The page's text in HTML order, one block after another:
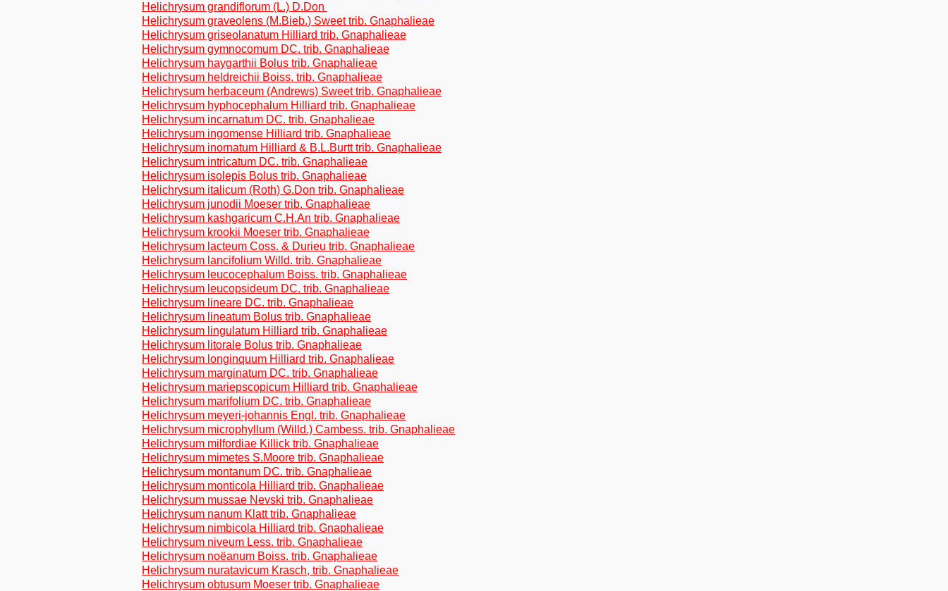
Helichrysum grandiflorum (L.) D.Don
Helichrysum graveolens (M.Bieb.) Sweet trib. Gnaphalieae
Helichrysum griseolanatum Hilliard trib. Gnaphalieae
Helichrysum gymnocomum DC. trib. Gnaphalieae
Helichrysum haygarthii Bolus trib. Gnaphalieae
Helichrysum heldreichii Boiss. trib. Gnaphalieae
Helichrysum herbaceum (Andrews) Sweet trib. Gnaphalieae
Helichrysum hyphocephalum Hilliard trib. Gnaphalieae
Helichrysum incarnatum DC. trib. Gnaphalieae
Helichrysum ingomense Hilliard trib. Gnaphalieae
Helichrysum inornatum Hilliard & B.L.Burtt trib. Gnaphalieae
Helichrysum intricatum DC. trib. Gnaphalieae
Helichrysum isolepis Bolus trib. Gnaphalieae
Helichrysum italicum (Roth) G.Don trib. Gnaphalieae
Helichrysum junodii Moeser trib. Gnaphalieae
Helichrysum kashgaricum C.H.An trib. Gnaphalieae
Helichrysum krookii Moeser trib. Gnaphalieae
Helichrysum lacteum Coss. & Durieu trib. Gnaphalieae
Helichrysum lancifolium Willd. trib. Gnaphalieae
Helichrysum leucocephalum Boiss. trib. Gnaphalieae
Helichrysum leucopsideum DC. trib. Gnaphalieae
Helichrysum lineare DC. trib. Gnaphalieae
Helichrysum lineatum Bolus trib. Gnaphalieae
Helichrysum lingulatum Hilliard trib. Gnaphalieae
Helichrysum litorale Bolus trib. Gnaphalieae
Helichrysum longinquum Hilliard trib. Gnaphalieae
Helichrysum marginatum DC. trib. Gnaphalieae
Helichrysum mariepscopicum Hilliard trib. Gnaphalieae
Helichrysum marifolium DC. trib. Gnaphalieae
Helichrysum meyeri-johannis Engl. trib. Gnaphalieae
Helichrysum microphyllum (Willd.) Cambess. trib. Gnaphalieae
Helichrysum milfordiae Killick trib. Gnaphalieae
Helichrysum mimetes S.Moore trib. Gnaphalieae
Helichrysum montanum DC. trib. Gnaphalieae
Helichrysum monticola Hilliard trib. Gnaphalieae
Helichrysum mussae Nevski trib. Gnaphalieae
Helichrysum nanum Klatt trib. Gnaphalieae
Helichrysum nimbicola Hilliard trib. Gnaphalieae
Helichrysum niveum Less. trib. Gnaphalieae
Helichrysum noëanum Boiss. trib. Gnaphalieae
Helichrysum nuratavicum Krasch, trib. Gnaphalieae
Helichrysum obtusum Moeser trib. Gnaphalieae